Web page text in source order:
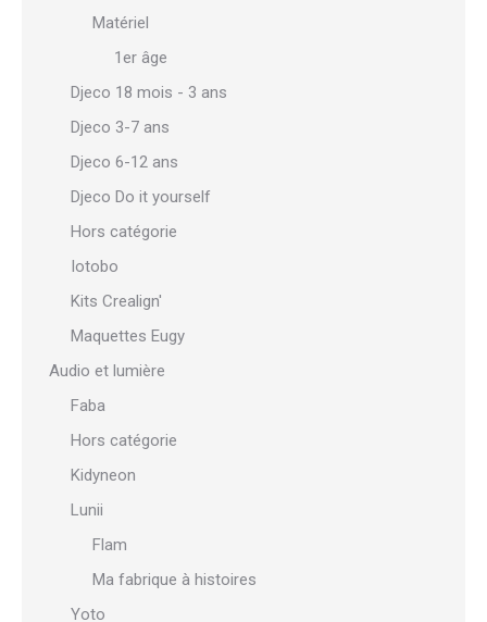
Matériel
1er âge
Djeco 18 mois - 3 ans
Djeco 3-7 ans
Djeco 6-12 ans
Djeco Do it yourself
Hors catégorie
Iotobo
Kits Crealign'
Maquettes Eugy
Audio et lumière
Faba
Hors catégorie
Kidyneon
Lunii
Flam
Ma fabrique à histoires
Yoto